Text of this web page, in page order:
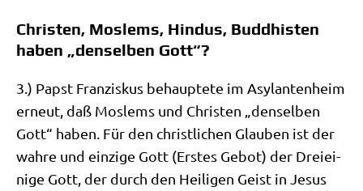
Christen, Moslems, Hindus, Buddhisten
haben „denselben Gott“?
3.) Papst Fran­zis­kus behaup­te­te im Asy­lan­ten­heim
erneut, daß Mos­lems und Chri­sten „den­sel­ben
Gott“ haben. Für den christ­li­chen Glau­ben ist der
wah­re und ein­zi­ge Gott (Erstes Gebot) der Drei­ei­
ni­ge Gott, der durch den Hei­li­gen Geist in Jesus